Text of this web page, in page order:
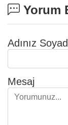
Yorum
Adınız
Mesaj